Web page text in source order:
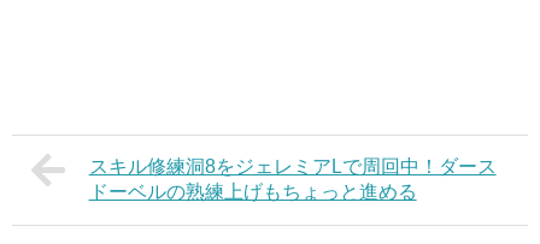
スキル修練洞8をジェレミアLで周回中！ダース
ドーベルの熟練上げもちょっと進める